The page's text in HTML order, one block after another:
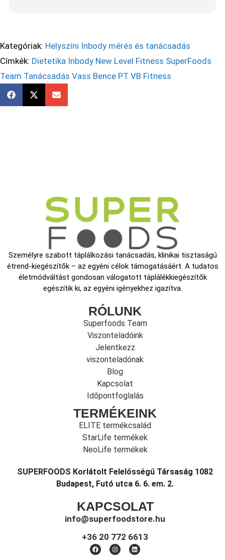
Kategóriak: Helyszíni Inbody mérés és tanácsadás
Címkék: Dietetika Inbody New Level Fitness SuperFoods
Team Tanácsadás Vass Bence PT VB Fitness
Személyre szabott táplálkozási tanácsadás, klinikai tisztaságú
étrend-kiegészítők – az egyéni célok támogatásáért. A tudatos
életmódváltást gondosan válogatott táplálékkiegészítők
egészítik ki, az egyéni igényekhez igazítva.
RÓLUNK
Superfoods Team
Viszonteladóink
Jelentkezz
viszonteladónak
Blog
Kapcsolat
Időpontfoglalás
TERMÉKEINK
ELITE termékcsalád
StarLife termékek
NeoLife termékek
SUPERFOODS Korlátolt Felelősségű Társaság 1082
Budapest, Futó utca 6. 6. em. 2.
KAPCSOLAT
info@superfoodstore.hu
+36 20 772 6613